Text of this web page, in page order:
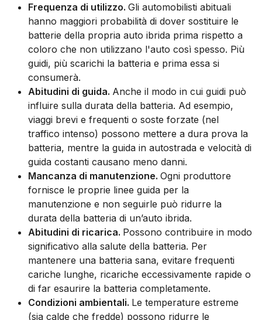
Frequenza di utilizzo. Gli automobilisti abituali
hanno maggiori probabilità di dover sostituire le
batterie della propria auto ibrida prima rispetto a
coloro che non utilizzano l'auto così spesso. Più
guidi, più scarichi la batteria e prima essa si
consumerà.
Abitudini di guida. Anche il modo in cui guidi può
influire sulla durata della batteria. Ad esempio,
viaggi brevi e frequenti o soste forzate (nel
traffico intenso) possono mettere a dura prova la
batteria, mentre la guida in autostrada e velocità di
guida costanti causano meno danni.
Mancanza di manutenzione. Ogni produttore
fornisce le proprie linee guida per la
manutenzione e non seguirle può ridurre la
durata della batteria di un’auto ibrida.
Abitudini di ricarica. Possono contribuire in modo
significativo alla salute della batteria. Per
mantenere una batteria sana, evitare frequenti
cariche lunghe, ricariche eccessivamente rapide o
di far esaurire la batteria completamente.
Condizioni ambientali. Le temperature estreme
(sia calde che fredde) possono ridurre le